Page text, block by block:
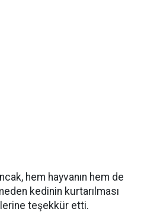
hem hayvanın hem de
kedinin kurtarılması
teşekkür etti.